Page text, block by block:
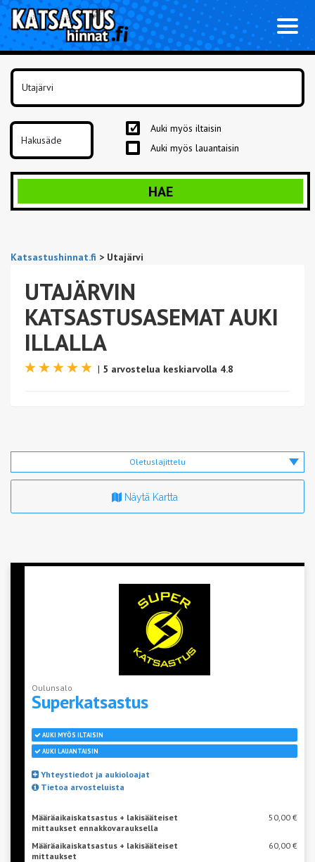
Auki myös iltaisin
Auki myös lauantaisin
HAE
Katsastushinnat.fi > Utajärvi
UTAJÄRVIN
KATSASTUSASEMAT AUKI
ILLALLA
| 5 arvostelua keskiarvolla 4.8
Oletuslajittelu
Näytä Kartta
Oulunsalo
Superkatsastus
AUKI MYÖS ILTAISIN
AUKI LAUANTAISIN
Yhteystiedot ja aukioloajat
Tietoa arvosteluista
Määräaikaiskatsastus + lakisääteiset
mittaukset ennakkovarauksella
50,00 €
Määräaikaiskatsastus + lakisääteiset
mittaukset
60,00 €